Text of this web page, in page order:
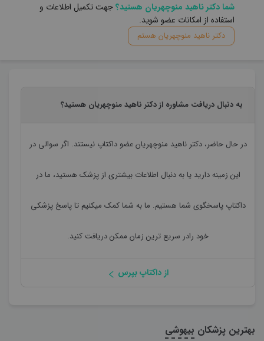
شما دکتر ناهید منوچهریان هستید؟جهت تکمیل اطلاعات و
استفاده از امکانات عضو شوید.
دکتر ناهید منوچهریان هستم
به دنبال دریافت مشاوره از دکتر ناهید منوچهریان هستید؟
در حال حاضر،دکتر ناهید منوچهریانعضو داکتاپ نیستند. اگر سوالی در
این زمینه دارید یا به دنبال اطلاعات بیشتری از پزشک هستید، ما در
داکتاپ پاسخگوی شما هستیم. ما به شما کمک میکنیم تا پاسخ پزشکی
خود رادر سریع ترین زمان ممکن دریافت کنید.
از داکتاپ بپرس
بهترین پزشکان بیهوشی